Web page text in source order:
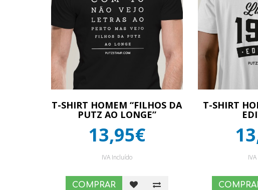
T-SHIRT HOMEM “FILHOS DA
PUTZ AO LONGE”
13,95€
IVA Incluído
COMPRAR
T-SHIRT